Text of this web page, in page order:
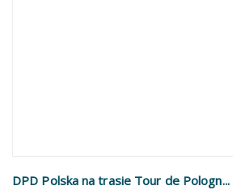
DPD Polska na trasie Tour de Pologn...